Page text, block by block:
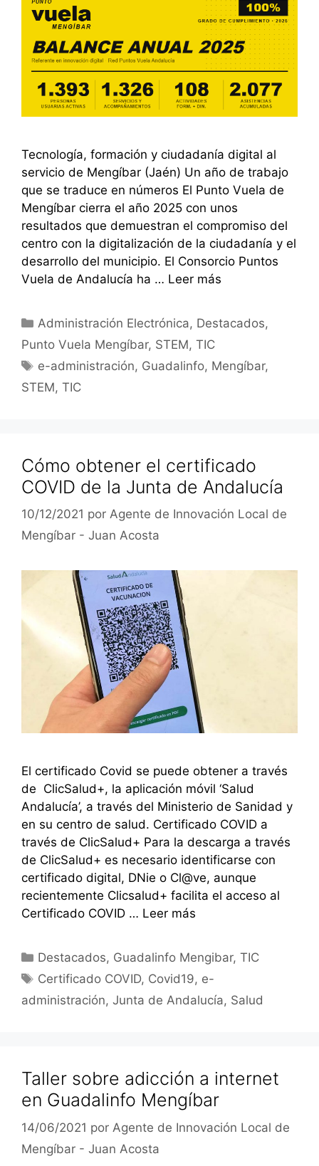
Tecnología, formación y ciudadanía digital al
servicio de Mengíbar (Jaén) Un año de trabajo
que se traduce en números El Punto Vuela de
Mengíbar cierra el año 2025 con unos
resultados que demuestran el compromiso del
centro con la digitalización de la ciudadanía y el
desarrollo del municipio. El Consorcio Puntos
Vuela de Andalucía ha … Leer más
Categorías
Administración Electrónica, Destacados,
Punto Vuela Mengíbar, STEM, TIC
Etiquetas
e-administración, Guadalinfo, Mengíbar,
STEM, TIC
Cómo obtener el certificado
COVID de la Junta de Andalucía
10/12/2021 por Agente de Innovación Local de
Mengíbar - Juan Acosta
El certificado Covid se puede obtener a través
de ClicSalud+, la aplicación móvil ‘Salud
Andalucía’, a través del Ministerio de Sanidad y
en su centro de salud. Certificado COVID a
través de ClicSalud+ Para la descarga a través
de ClicSalud+ es necesario identificarse con
certificado digital, DNie o Cl@ve, aunque
recientemente Clicsalud+ facilita el acceso al
Certificado COVID … Leer más
Categorías
Destacados, Guadalinfo Mengibar,TIC
Etiquetas
Certificado COVID, Covid19, e-
administración, Junta de Andalucía, Salud
Taller sobre adicción a internet
en Guadalinfo Mengíbar
14/06/2021 por Agente de Innovación Local de
Mengíbar - Juan Acosta